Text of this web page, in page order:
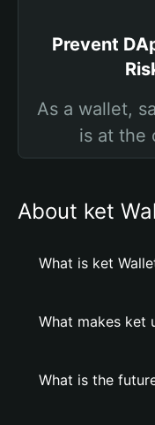
Prevent
As a wallet,
is at the
About ket
What is ket
What makes ket
What is the